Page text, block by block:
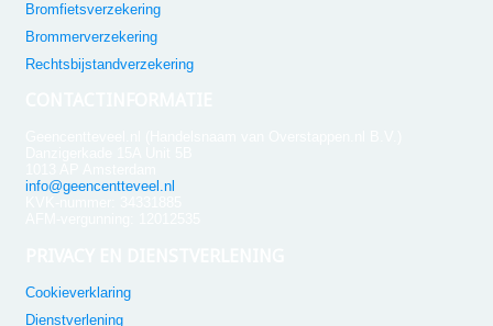
Bromfietsverzekering
Brommerverzekering
Rechtsbijstandverzekering
info@geencentteveel.nl
Cookieverklaring
Dienstverlening